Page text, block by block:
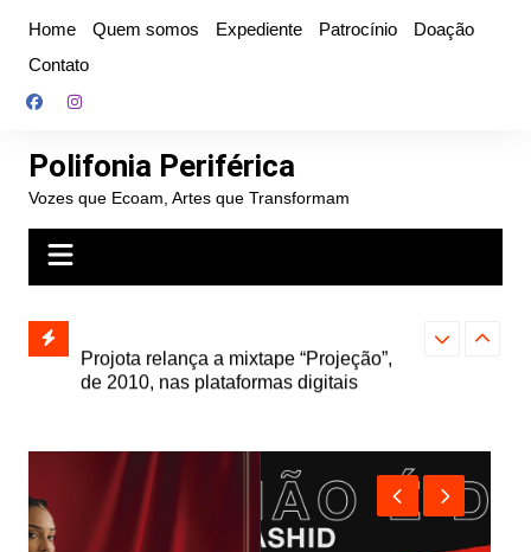
conteúdo
Home Quem somos Expediente Patrocínio
Doação
Contato
Polifonia Periférica
Vozes que Ecoam, Artes que Transformam
e abre
autoral,
de 2010, nas plataformas digitais
Farofa